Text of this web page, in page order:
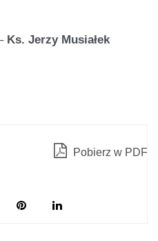
Ks. Jerzy Musiałek
Pobierz w PDF